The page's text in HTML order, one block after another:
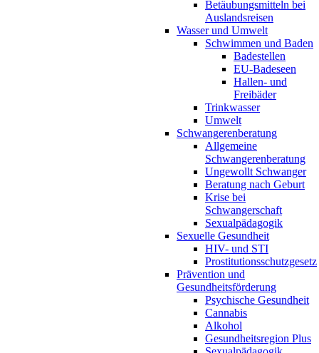
Betäubungsmitteln bei
Auslandsreisen
Wasser und Umwelt
Schwimmen und Baden
Badestellen
EU-Badeseen
Hallen- und
Freibäder
Trinkwasser
Umwelt
Schwangerenberatung
Allgemeine
Schwangerenberatung
Ungewollt Schwanger
Beratung nach Geburt
Krise bei
Schwangerschaft
Sexualpädagogik
Sexuelle Gesundheit
HIV- und STI
Prostitutionsschutzgesetz
Prävention und
Gesundheitsförderung
Psychische Gesundheit
Cannabis
Alkohol
Gesundheitsregion Plus